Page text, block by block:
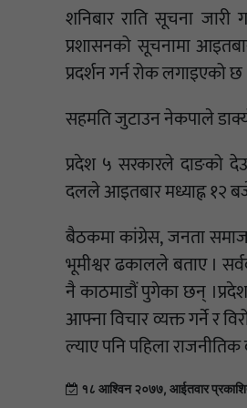
शनिबार राति सूचना
प्रशासनको सूचनामा
प्रदर्शन गर्न रोक लगाइएको छ
सहमति जुटाउन नेकपाले
प्रदेश ५ सरकारले दाङको
दलले आइतबार मध्याह्न १२
बैठकमा कांग्रेस, जनता
भूमीश्वर ढकालले बताए ।
नै काठमाडौं पुगेका छन्
आफ्ना विचार व्यक्त गर्ने र
ल्याए पनि पहिला
१८ आश्विन २०७७, आईतवार